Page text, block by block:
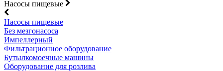
Насосы пищевые
Насосы пищевые
Без мезгонасоса
Импеллерный
Фильтрационное оборудование
Бутылкомоечные машины
Оборудование для розлива